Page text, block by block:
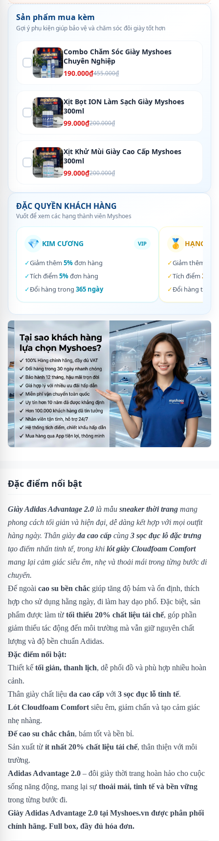
Sản phẩm mua kèm
Gợi ý phụ kiện giúp bảo vệ và chăm sóc đôi giày tốt hơn
Combo Chăm Sóc Giày Myshoes
Chuyên Nghiệp
190.000₫455.000₫
Xịt Bọt ION Làm Sạch Giày Myshoes
300ml
99.000₫200.000₫
Xịt Khử Mùi Giày Cao Cấp Myshoes
300ml
99.000₫200.000₫
ĐẶC QUYỀN KHÁCH HÀNG
Vuốt để xem các hạng thành viên Myshoes
💎 KIM CƯƠNG VIP
✓Giảm thêm 5%đơn hàng
✓Tích điểm 5%đơn hàng
✓Đổi hàng trong 365 ngày
🥇 HẠNG
✓Giảm thêm
✓Tích điểm 3%
✓Đổi hàng trong
Đặc điểm nổi bật
Giày Adidas Advantage 2.0 là mẫu sneaker thời trang mang
phong cách tối giản và hiện đại, dễ dàng kết hợp với mọi outfit
hàng ngày. Thân giày da cao cấp cùng 3 sọc đục lỗ đặc trưng
tạo điểm nhấn tinh tế, trong khi lót giày Cloudfoam Comfort
mang lại cảm giác siêu êm, nhẹ và thoải mái trong từng bước di
chuyển.
Đế ngoài cao su bền chắc giúp tăng độ bám và ổn định, thích
hợp cho sử dụng hằng ngày, đi làm hay dạo phố. Đặc biệt, sản
phẩm được làm từ tối thiểu 20% chất liệu tái chế, góp phần
giảm thiểu tác động đến môi trường mà vẫn giữ nguyên chất
lượng và độ bền chuẩn Adidas.
Đặc điểm nổi bật:
Thiết kế tối giản, thanh lịch, dễ phối đồ và phù hợp nhiều hoàn
cảnh.
Thân giày chất liệu da cao cấp với 3 sọc đục lỗ tinh tế.
Lót Cloudfoam Comfort siêu êm, giảm chấn và tạo cảm giác
nhẹ nhàng.
Đế cao su chắc chắn, bám tốt và bền bỉ.
Sản xuất từ ít nhất 20% chất liệu tái chế, thân thiện với môi
trường.
Adidas Advantage 2.0 – đôi giày thời trang hoàn hảo cho cuộc
sống năng động, mang lại sự thoải mái, tinh tế và bền vững
trong từng bước đi.
Giày Adidas Advantage 2.0 tại Myshoes.vn được phân phối
chính hãng. Full box, đầy đủ hóa đơn.